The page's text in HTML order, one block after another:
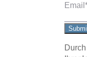
Email